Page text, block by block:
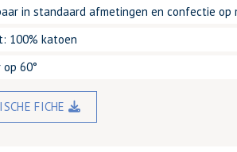
in standaard afmetingen en confectie op
100% katoen
op 60°
FICHE